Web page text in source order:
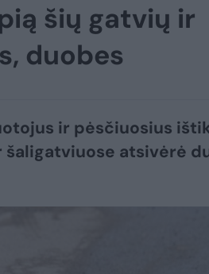
šių gatvių ir
duobes
ir pėsčiuosius
šaligatviuose atsivėrė